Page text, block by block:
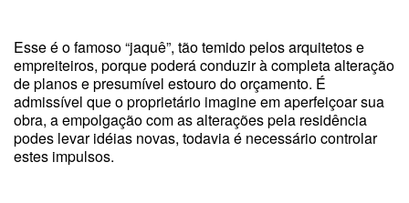
Esse é o famoso “jaquê”, tão temido pelos arquitetos e
empreiteiros, porque poderá conduzir à completa alteração
de planos e presumível estouro do orçamento. É
admissível que o proprietário imagine em aperfeiçoar sua
obra, a empolgação com as alterações pela residência
podes levar idéias novas, todavia é necessário controlar
estes impulsos.